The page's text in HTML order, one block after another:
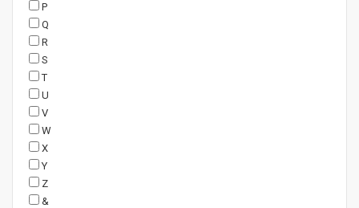
P
Q
R
S
T
U
V
W
X
Y
Z
&